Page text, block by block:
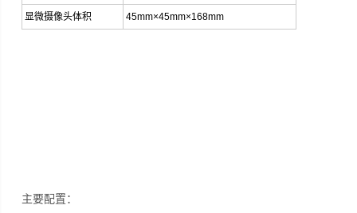
显微摄像头体积 45mm×45mm×168mm
主要配置：